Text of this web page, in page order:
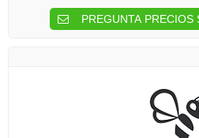
PREGUNTA